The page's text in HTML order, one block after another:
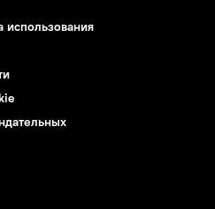
использования